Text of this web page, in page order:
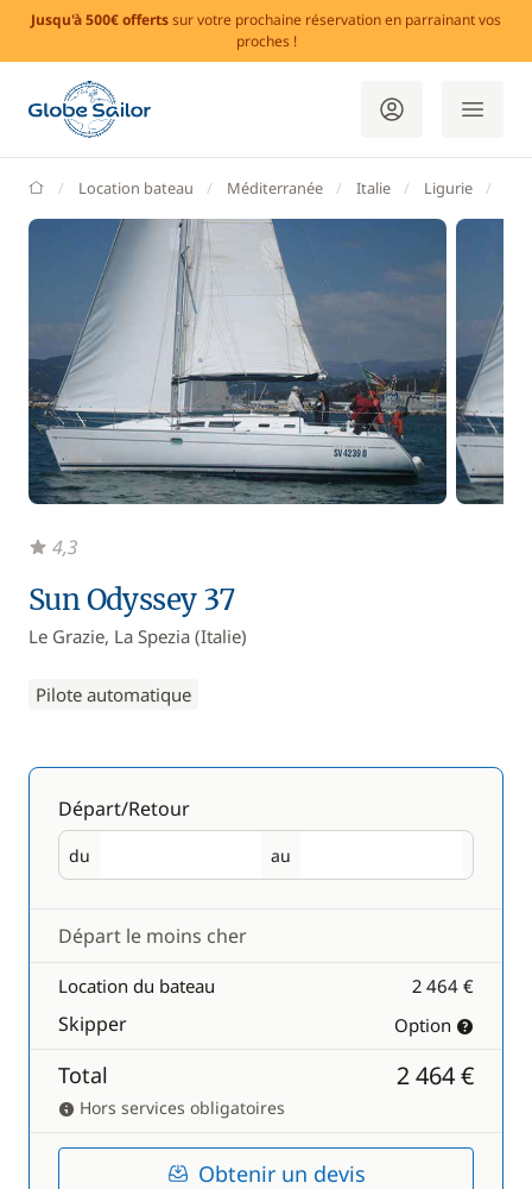
Jusqu'à 500€ offertssur votre prochaine réservation en parrainant vos
proches !
GlobeSailor
Location bateau Méditerranée Italie Ligurie
Sun Odyssey 37
Le Grazie, La Spezia (Italie)
Pilote automatique
4,3
Départ/Retour
du
Départ au
Retour
Départ le moins cher
Location du bateau 2 464 €
Skipper Option
Total 2 464 €
Hors services obligatoires
Obtenir un devis